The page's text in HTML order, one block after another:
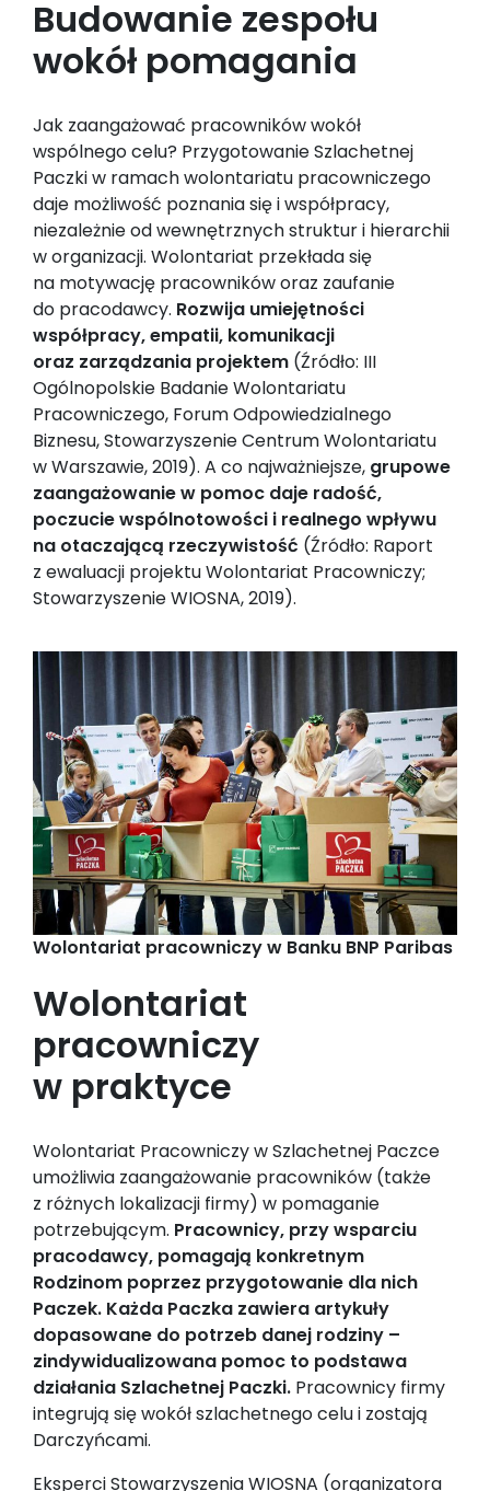
Budowanie zespołu
wokół pomagania
Jak zaangażować pracowników wokół
wspólnego celu? Przygotowanie Szlachetnej
Paczki w ramach wolontariatu pracowniczego
daje możliwość poznania się i współpracy,
niezależnie od wewnętrznych struktur i hierarchii
w organizacji. Wolontariat przekłada się
na motywację pracowników oraz zaufanie
do pracodawcy. Rozwija umiejętności
współpracy, empatii, komunikacji
oraz zarządzania projektem (Źródło: III
Ogólnopolskie Badanie Wolontariatu
Pracowniczego, Forum Odpowiedzialnego
Biznesu, Stowarzyszenie Centrum Wolontariatu
w Warszawie, 2019). A co najważniejsze, grupowe
zaangażowanie w pomoc daje radość,
poczucie wspólnotowości i realnego wpływu
na otaczającą rzeczywistość (Źródło: Raport
z ewaluacji projektu Wolontariat Pracowniczy;
Stowarzyszenie WIOSNA, 2019).
Wolontariat pracowniczy w Banku BNP Paribas
Wolontariat
pracowniczy
w praktyce
Wolontariat Pracowniczy w Szlachetnej Paczce
umożliwia zaangażowanie pracowników (także
z różnych lokalizacji firmy) w pomaganie
potrzebującym. Pracownicy, przy wsparciu
pracodawcy, pomagają konkretnym
Rodzinom poprzez przygotowanie dla nich
Paczek. Każda Paczka zawiera artykuły
dopasowane do potrzeb danej rodziny –
zindywidualizowana pomoc to podstawa
działania Szlachetnej Paczki. Pracownicy firmy
integrują się wokół szlachetnego celu i zostają
Darczyńcami.
Eksperci Stowarzyszenia WIOSNA (organizatora